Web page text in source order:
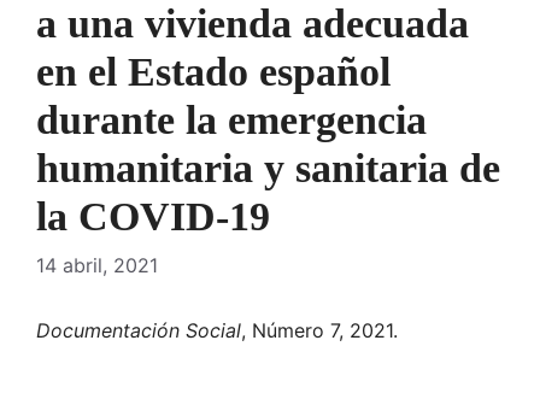
a una vivienda adecuada
en el Estado español
durante la emergencia
humanitaria y sanitaria de
la COVID-19
14 abril, 2021
Documentación Social, Número 7, 2021.